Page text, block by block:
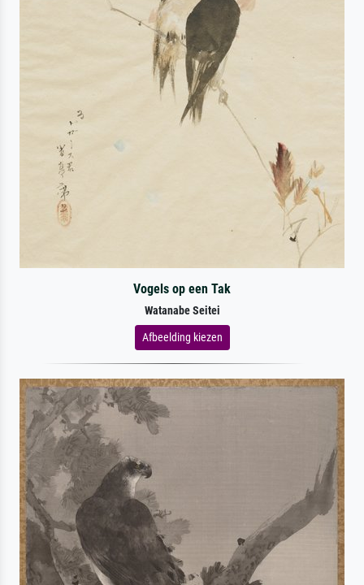
Vogels op een Tak
Watanabe Seitei
Afbeelding kiezen